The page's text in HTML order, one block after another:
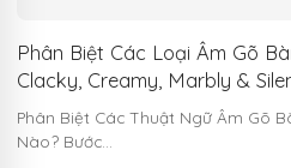
Phân Biệt Các Loại Âm Gõ
Clacky, Creamy, Marbly &
Phân Biệt Các Thuật Ngữ Âm Gõ
Nào? Bước…